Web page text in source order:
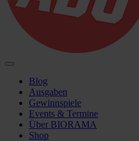
Blog
Ausgaben
Gewinnspiele
Events & Termine
Über BIORAMA
Shop